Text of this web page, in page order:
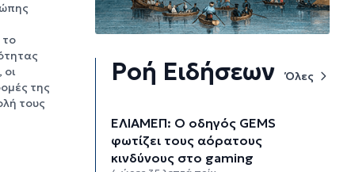
το
της
τους
Ροή Ειδήσεων Όλες
ΕΛΙΑΜΕΠ: Ο οδηγός GEMS
φωτίζει τους αόρατους
κινδύνους στο gaming